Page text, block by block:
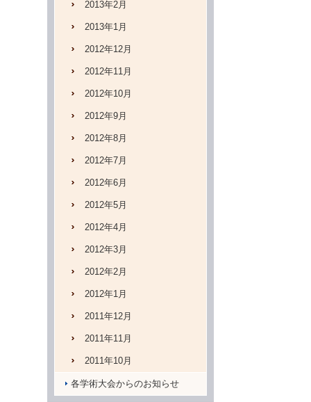
2013年2月
2013年1月
2012年12月
2012年11月
2012年10月
2012年9月
2012年8月
2012年7月
2012年6月
2012年5月
2012年4月
2012年3月
2012年2月
2012年1月
2011年12月
2011年11月
2011年10月
各学術大会からのお知らせ